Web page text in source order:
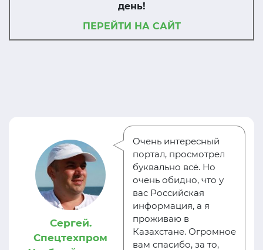
день!
ПЕРЕЙТИ НА САЙТ
Сергей.
Спецтехпром
Очень интересный
портал, просмотрел
буквально всё. Но
очень обидно, что у
вас Российская
информация, а я
проживаю в
Казахстане. Огромное
вам спасибо, за то,